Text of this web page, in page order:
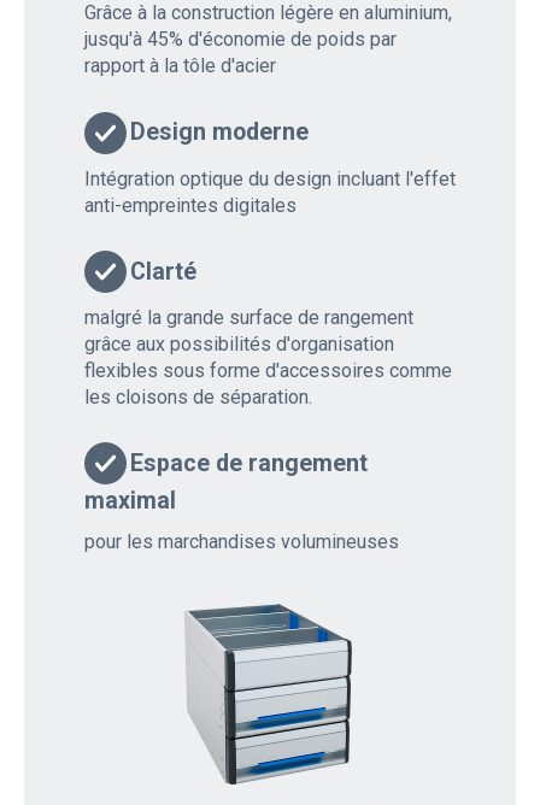
Grâce à la construction légère en aluminium,
jusqu'à 45% d'économie de poids par
rapport à la tôle d'acier
Design moderne
Intégration optique du design incluant l'effet
anti-empreintes digitales
Clarté
malgré la grande surface de rangement
grâce aux possibilités d'organisation
flexibles sous forme d'accessoires comme
les cloisons de séparation.
Espace de rangement
maximal
pour les marchandises volumineuses